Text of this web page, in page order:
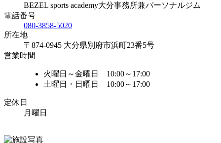
BEZEL sports academy大分事務所兼パーソナルジム
電話番号
080-3858-5020
所在地
〒874-0945 大分県別府市浜町23番5号
営業時間
火曜日～金曜日 10:00～17:00
土曜日・日曜日 10:00～17:00
定休日
月曜日